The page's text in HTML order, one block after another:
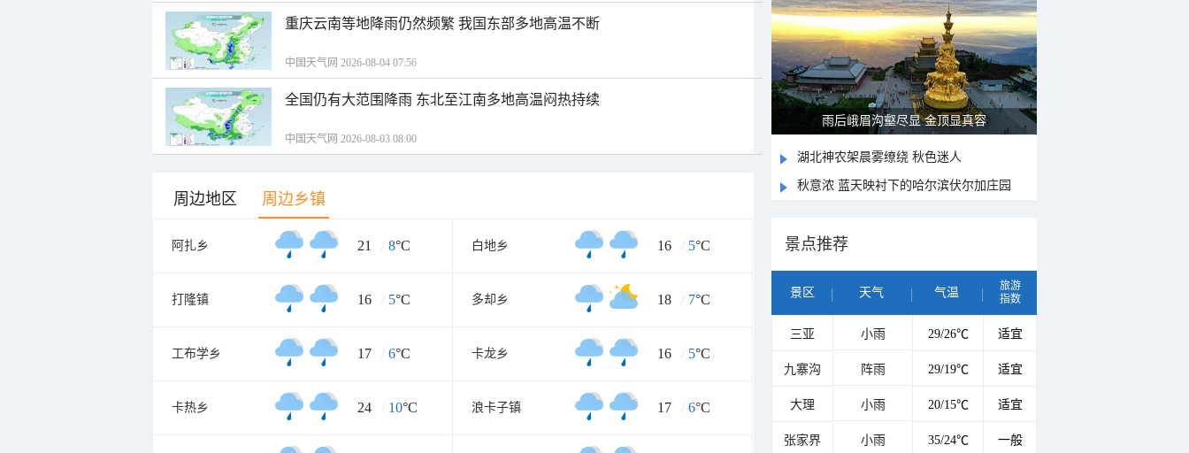
重庆云南等地降雨仍然频繁 我国东部多地高温不断
中国天气网 2026-08-04 07:56
全国仍有大范围降雨 东北至江南多地高温闷热持续
中国天气网 2026-08-03 08:00
周边地区 周边乡镇
阿扎乡 21 / 8°C 白地乡 16 / 5°C
打隆镇 16 / 5°C 多却乡 18 / 7°C
工布学乡 17 / 6°C 卡龙乡 16 / 5°C
卡热乡 24 / 10°C 浪卡子镇 17 / 6°C
雨后峨眉沟壑尽显 金顶显真容
湖北神农架晨雾缭绕 秋色迷人
秋意浓 蓝天映衬下的哈尔滨伏尔加庄园
景点推荐
景区 天气 气温
旅游
指数
三亚 小雨 29/26℃ 适宜
九寨沟 阵雨 29/19℃ 适宜
大理 小雨 20/15℃ 适宜
张家界 小雨 35/24℃ 一般